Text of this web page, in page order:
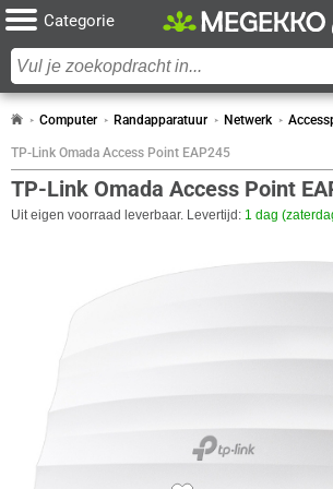
Categorie
Computer Randapparatuur Netwerk
TP-Link Omada Access Point EAP245
TP-Link Omada Access Point
Uit eigen voorraad leverbaar. Levertijd: 1 dag
SPECIFICATIES
Eigenschap
Antennefuncties
Type antennerichting
Versterking antenne (max)
4 dBi
BEHEERFUNCTIES